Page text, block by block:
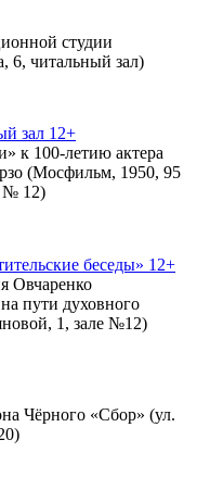
студии
6, читальный зал)
зал 12+
к 100-летию актера
(Мосфильм, 1950, 95
№ 12)
беседы» 12+
Овчаренко
пути духовного
1, зале №12)
Чёрного «Сбор» (ул.